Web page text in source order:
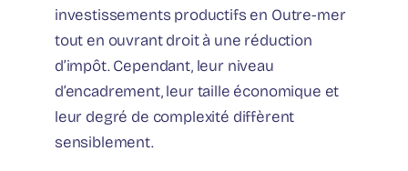
investissements productifs en Outre-mer
tout en ouvrant droit à une réduction
d’impôt. Cependant, leur niveau
d’encadrement, leur taille économique et
leur degré de complexité diffèrent
sensiblement.